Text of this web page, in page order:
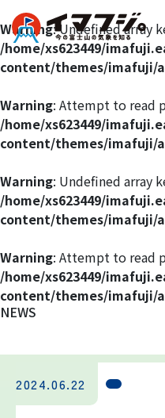
登山ルート別気象
富士宮ルート
プリンスルート
御殿場ルート
吉田ルート
Warning: Undefined array
/home/xs623449/
content/themes/imafuji/
Warning: Attempt to read
/home/xs623449/
content/themes/imafuji/
Warning: Undefined array
/home/xs623449/
content/themes/imafuji/
Warning: Attempt to read
/home/xs623449/
content/themes/imafuji/
NEWS
2024.06.22